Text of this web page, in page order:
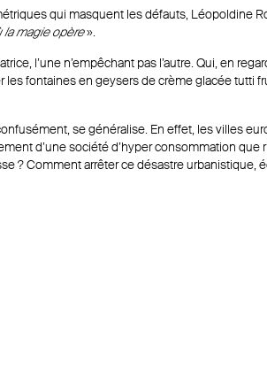
qui masquent les défauts, Léopoldine
la magie opère».
l’une n’empêchant pas l’autre. Qui, en
fontaines en geysers de crème glacée tutti
se généralise. En effet, les villes
d’une société d’hyper consommation
? Comment arrêter ce désastre urbanistique,